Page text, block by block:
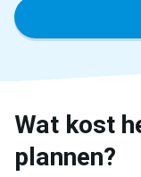
Wat kost
plannen?